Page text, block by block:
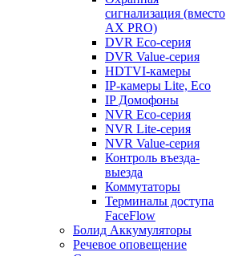
сигнализация (вместо
AX PRO)
DVR Eco-серия
DVR Value-серия
HDTVI-камеры
IP-камеры Lite, Eco
IP Домофоны
NVR Eco-серия
NVR Lite-серия
NVR Value-серия
Контроль въезда-
выезда
Коммутаторы
Терминалы доступа
FaceFlow
Болид Аккумуляторы
Речевое оповещение